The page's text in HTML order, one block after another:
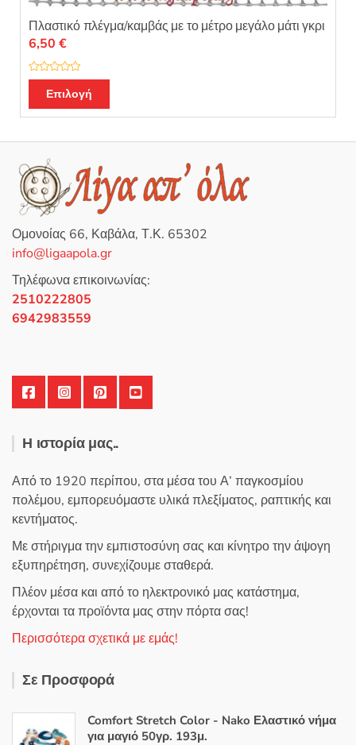
Πλαστικό πλέγμα/καμβάς με το μέτρο μεγάλο μάτι γκρι
Β
μ
ο
θ
η
κ
ε
μ
α
π
ό
5
6,50 €
Επιλογή
Ομονοίας 66, Καβάλα, Τ.Κ. 65302
info@ligaapola.gr
Τηλέφωνα επικοινωνίας:
2510222805
6942983559
Η ιστορία μας..
Από το 1920 περίπου, στα μέσα του Α’ παγκοσμίου
πολέμου, εμπορευόμαστε υλικά πλεξίματος, ραπτικής και
κεντήματος.
Με στήριγμα την εμπιστοσύνη σας και κίνητρο την άψογη
εξυπηρέτηση, συνεχίζουμε σταθερά.
Πλέον μέσα και από το ηλεκτρονικό μας κατάστημα,
έρχονται τα προϊόντα μας στην πόρτα σας!
Περισσότερα σχετικά με εμάς!
Σε Προσφορά
Comfort Stretch Color - Nako Ελαστικό νήμα
για μαγιό 50γρ. 193μ.